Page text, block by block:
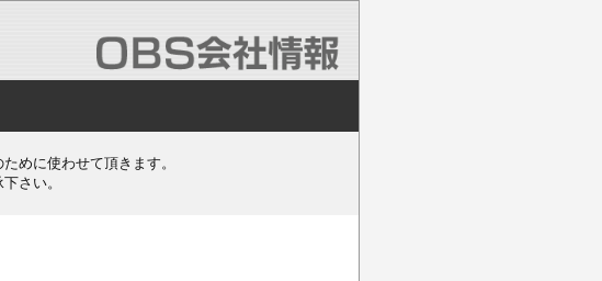
めに使わせて頂きます。
さい。